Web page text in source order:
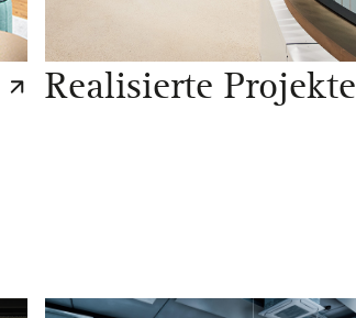
Realisierte Projekte